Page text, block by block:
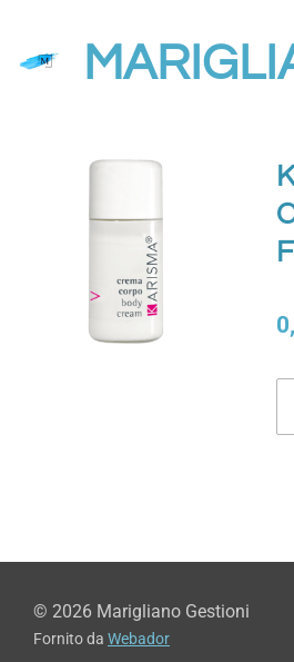
contenuto
© 2026 Marigliano Gestioni
Fornito da Webador